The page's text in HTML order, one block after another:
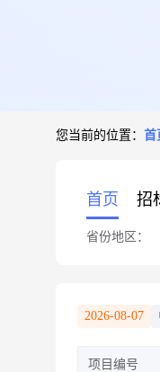
您当前的位置： 首
首页 招
省份地区：
2026-08-07
项目编号